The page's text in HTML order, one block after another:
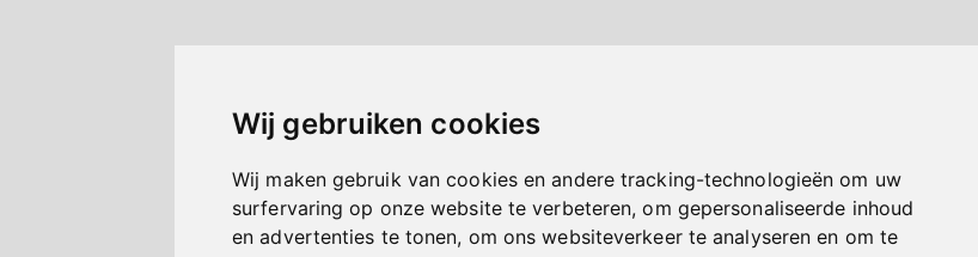
Wij gebruiken cookies
Wij maken gebruik van cookies en andere tracking-technologieën om uw
surfervaring op onze website te verbeteren, om gepersonaliseerde inhoud
en advertenties te tonen, om ons websiteverkeer te analyseren en om te